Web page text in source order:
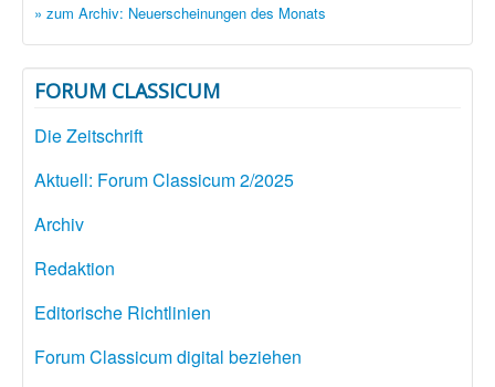
» zum Archiv: Neuerscheinungen des Monats
FORUM CLASSICUM
Die Zeitschrift
Aktuell: Forum Classicum 2/2025
Archiv
Redaktion
Editorische Richtlinien
Forum Classicum digital beziehen